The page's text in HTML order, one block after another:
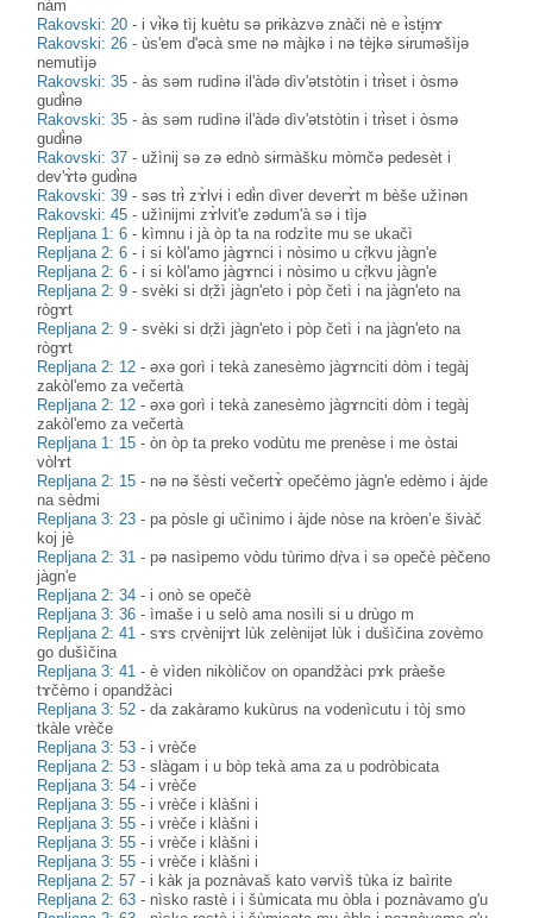
nàm
Rakovski: 20 - i vɨ̀kə tìj kuètu sə prɨkàzvə znàči nè e ɨ̀stɨ̥nɤ
Rakovski: 26 - ùs'em d'əcà sme nə màjkə i nə tèjkə sɨruməšìjə
nemutìjə
Rakovski: 35 -às səm rudìnə il'àdə dìv'ətstòtin i trɨ̀set i òsmə
gudɨ̀nə
Rakovski: 35 -às səm rudìnə il'àdə dìv'ətstòtin i trɨ̀set i òsmə
gudɨ̀nə
Rakovski: 37 -užìnij sə zə ednò sɨrmàšku mòmčə pedesèt i
dev'ɤ̀tə gudɨ̀nə
Rakovski: 39 -səs trɨ̀ zɤ̀lvɨ i edɨ̀n dìver deverɤ̀t m bèše užìnən
Rakovski: 45 -užìnijmi zɤ̀lvit'e zədum'à sə i tìjə
Repljana 1: 6 - kìmnu i jà òp ta na rodzìte mu se ukačì
Repljana 2: 6 - i si kòl'amo jàgɤnci i nòsimo u cṛ̀kvu jàgn'e
Repljana 2: 6 - i si kòl'amo jàgɤnci i nòsimo u cṛ̀kvu jàgn'e
Repljana 2: 9 -svèki si dṛžì jàgn'eto i pòp četì i na jàgn'eto na
rògɤt
Repljana 2: 9 -svèki si dṛžì jàgn'eto i pòp četì i na jàgn'eto na
rògɤt
Repljana 2: 12 -əxə gorì i tekà zanesèmo jàgɤnciti dòm i tegàj
zakòl'emo za večertà
Repljana 2: 12 -əxə gorì i tekà zanesèmo jàgɤnciti dòm i tegàj
zakòl'emo za večertà
Repljana 1: 15 -òn òp ta preko vodùtu me prenèse i me òstai
vòlɤt
Repljana 2: 15 - nə nә šèsti večertɤ̀ opečèmo jàgn'e edèmo i àjde
na sèdmi
Repljana 3: 23 -pa pòsle gi učìnimo i àjde nòse na kròen’e šivàč
koj jè
Repljana 2: 31 -pə nasìpemo vòdu tùrimo dṛ̀va i sə opečè pèčeno
jàgn'e
Repljana 2: 34 - i onò se opečè
Repljana 3: 36 -ìmaše i u selò ama nosìli si u drùgo m
Repljana 2: 41 -sɤs cṛvènijɤt lùk zelènijәt lùk i dušìčina zovèmo
go dušìčina
Repljana 3: 41 -è vìden nikòličov on opandžàci pɤk pràeše
tɤčèmo i opandžàci
Repljana 3: 52 -da zakàramo kukùrus na vodenìcutu i tòj smo
tkàle vrèče
Repljana 3: 53 - i vrèče
Repljana 2: 53 -slàgam i u bòp tekà ama za u podròbicata
Repljana 3: 54 - i vrèče
Repljana 3: 55 - i vrèče i klàšni i
Repljana 3: 55 - i vrèče i klàšni i
Repljana 3: 55 - i vrèče i klàšni i
Repljana 3: 55 - i vrèče i klàšni i
Repljana 2: 57 - i kàk ja poznàvaš kato vərvìš tùka iz baìrite
Repljana 2: 63 - nìsko rastè i i šùmicata mu òbla i poznàvamo g'u